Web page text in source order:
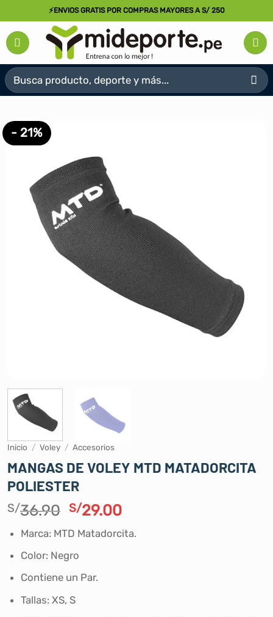
al
contenido
⚡ENVIOS GRATIS POR COMPRAS MAYORES A S/ 250
Buscar
por:
- 21%
Inicio / Voley / Accesorios
MANGAS DE VOLEY MTD MATADORCITA
POLIESTER
S/36.90 El
original
era:
S/36.90.
S/29.00El
actual
Marca: MTD Matadorcita.
Color: Negro
Contiene un Par.
Tallas: XS, S